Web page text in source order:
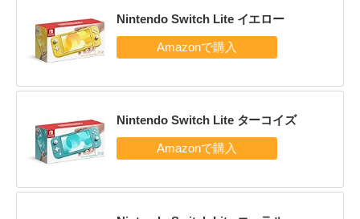
Nintendo Switch Lite イエロー
Nintendo Switch Lite ターコイズ